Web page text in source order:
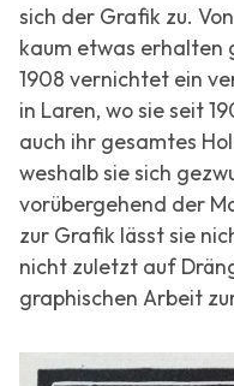
sich der Grafik zu.
kaum etwas erhalten
1908 vernichtet ein
in Laren, wo sie seit
auch ihr gesamtes
weshalb sie sich
vorübergehend der
zur Grafik lässt sie
nicht zuletzt auf
graphischen Arbeit